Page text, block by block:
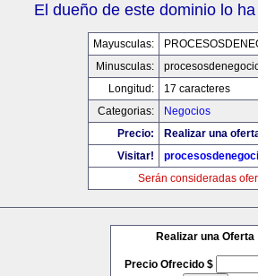
El dueño de este dominio lo
Mayusculas:
Minusculas:
Longitud:
17 caracteres
Categorias:
Negocios
Precio:
Realizar una
Visitar!
Serán consideradas
Realizar una Oferta
Precio Ofrecido $